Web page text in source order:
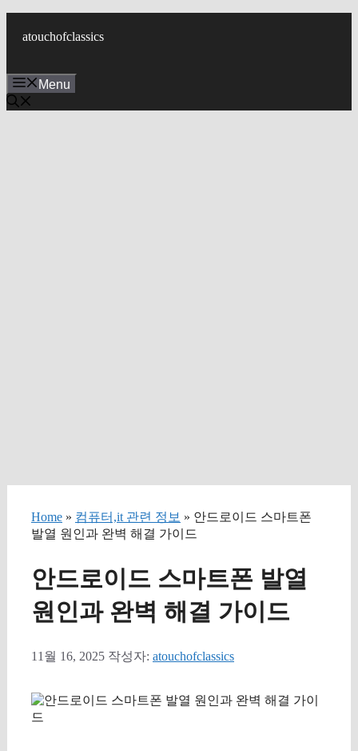
건
너
atouchofclassics
Menu
Home » 컴퓨터,it 관련 정보 » 안드로이드 스마트폰
발열 원인과 완벽 해결 가이드
안드로이드 스마트폰 발열
원인과 완벽 해결 가이드
11월 16, 2025 작성자: atouchofclassics